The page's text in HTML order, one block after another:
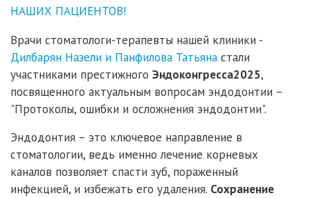
Врачи стоматологи-терапевты нашей клиники -
Дилбарян Назели и Панфилова Татьяна стали
участниками престижного Эндоконгресса2025,
посвященного актуальным вопросам эндодонтии –
"Протоколы, ошибки и осложнения эндодонтии".
Эндодонтия – это ключевое направление в
стоматологии, ведь именно лечение корневых
каналов позволяет спасти зуб, пораженный
инфекцией, и избежать его удаления. Сохранение